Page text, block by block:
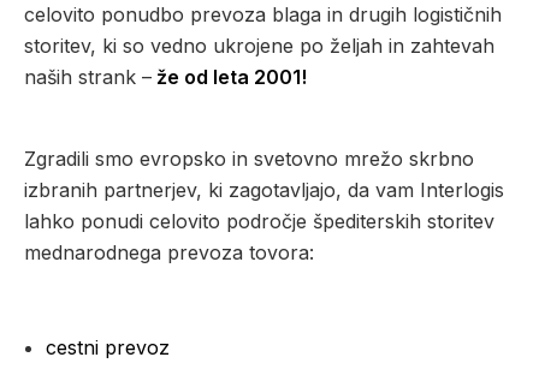
celovito ponudbo prevoza blaga in drugih logističnih
storitev, ki so vedno ukrojene po željah in zahtevah
naših strank – že od leta 2001!
Zgradili smo evropsko in svetovno mrežo skrbno
izbranih partnerjev, ki zagotavljajo, da vam Interlogis
lahko ponudi celovito področje špediterskih storitev
mednarodnega prevoza tovora:
cestni prevoz